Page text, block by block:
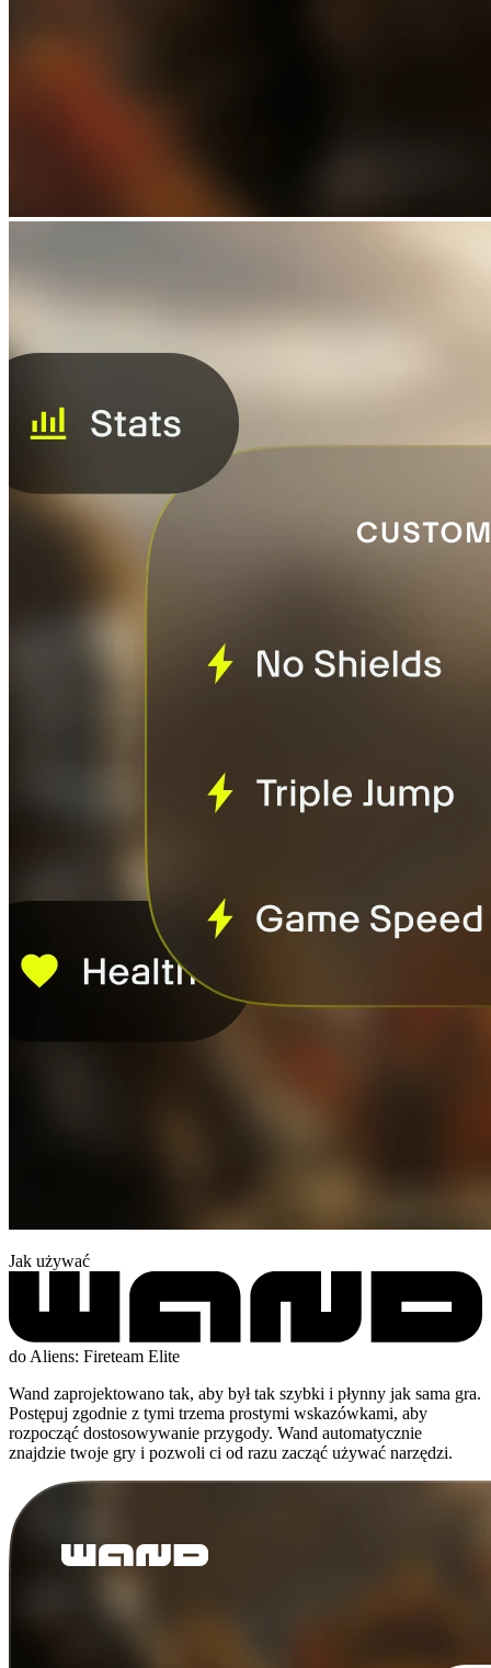
Jak używać
do Aliens: Fireteam Elite
Wand zaprojektowano tak, aby był tak szybki i płynny jak sama gra.
Postępuj zgodnie z tymi trzema prostymi wskazówkami, aby
rozpocząć dostosowywanie przygody. Wand automatycznie
znajdzie twoje gry i pozwoli ci od razu zacząć używać narzędzi.